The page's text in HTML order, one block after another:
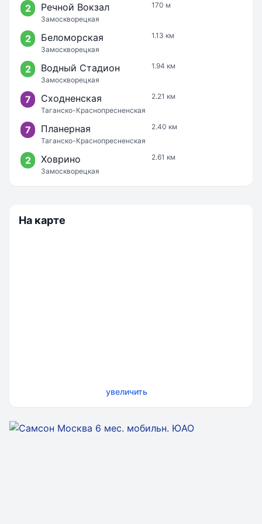
2 Речной Вокзал
Замоскворецкая
170 м
2 Беломорская
Замоскворецкая
1.13 км
2 Водный Стадион
Замоскворецкая
1.94 км
7 Сходненская
Таганско-Краснопресненская
2.21 км
7 Планерная
Таганско-Краснопресненская
2.40 км
2 Ховрино
Замоскворецкая
2.61 км
На карте
увеличить